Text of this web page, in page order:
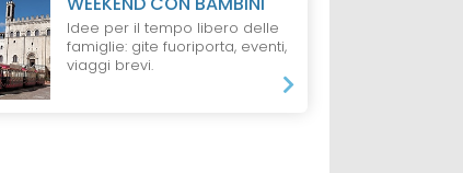
Idee per il tempo libero delle
famiglie: gite fuoriporta, eventi,
viaggi brevi.